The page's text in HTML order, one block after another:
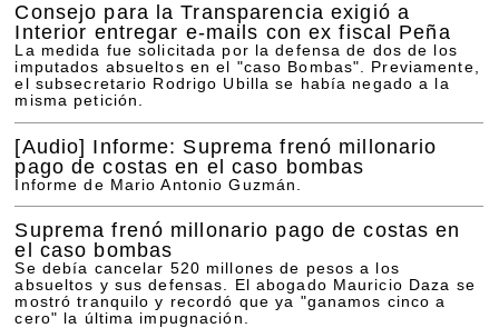
Consejo para la Transparencia exigió a
Interior entregar e-mails con ex fiscal Peña
La medida fue solicitada por la defensa de dos de los
imputados absueltos en el "caso Bombas". Previamente,
el subsecretario Rodrigo Ubilla se había negado a la
misma petición.
[Audio] Informe: Suprema frenó millonario
pago de costas en el caso bombas
Informe de Mario Antonio Guzmán.
Suprema frenó millonario pago de costas en
el caso bombas
Se debía cancelar 520 millones de pesos a los
absueltos y sus defensas. El abogado Mauricio Daza se
mostró tranquilo y recordó que ya "ganamos cinco a
cero" la última impugnación.